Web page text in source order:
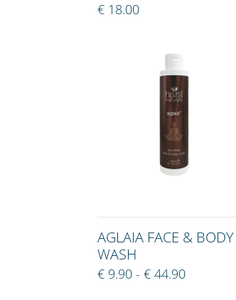
€ 18.00
AGLAIA FACE & BODY
WASH
€ 9.90 - € 44.90